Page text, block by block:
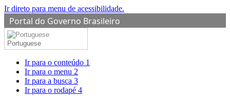
Ir direto para menu de acessibilidade.
Portal do Governo Brasileiro
Portuguese
Ir para o conteúdo 1
Ir para o menu 2
Ir para a busca 3
Ir para o rodapé 4